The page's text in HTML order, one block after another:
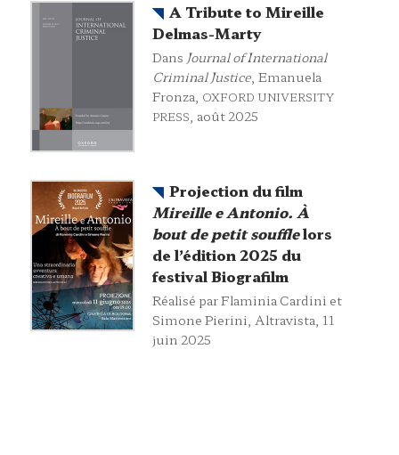
A Tribute to Mireille
Delmas-Marty
Dans Journal of International
Criminal Justice, Emanuela
Fronza, OXFORD UNIVERSITY
PRESS, août 2025
Projection du film
Mireille e Antonio. À
bout de petit soufflelors
de l’édition 2025 du
festival Biografilm
Réalisé par Flaminia Cardini et
Simone Pierini, Altravista, 11
juin 2025